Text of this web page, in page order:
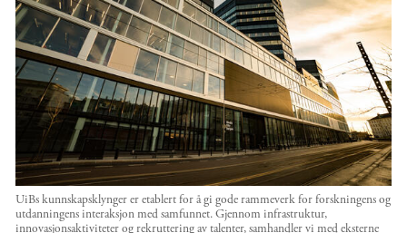
UiBs kunnskapsklynger er etablert for å gi gode rammeverk for forskningens og
utdanningens interaksjon med samfunnet. Gjennom infrastruktur,
innovasjonsaktiviteter og rekruttering av talenter, samhandler vi med eksterne